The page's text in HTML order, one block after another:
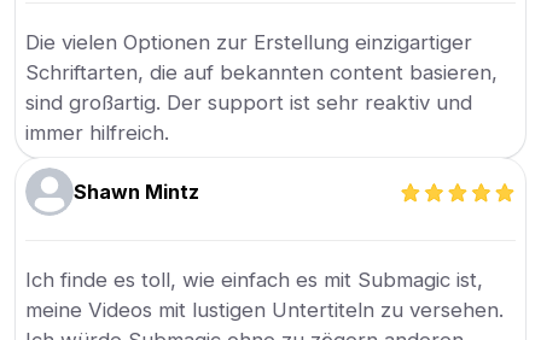
Die vielen Optionen zur Erstellung einzigartiger
Schriftarten, die auf bekannten content basieren,
sind großartig. Der support ist sehr reaktiv und
immer hilfreich.
Shawn Mintz
Ich finde es toll, wie einfach es mit Submagic ist,
meine Videos mit lustigen Untertiteln zu versehen.